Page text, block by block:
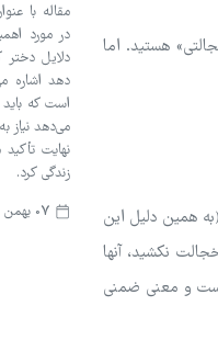
هستید. اما
همین دلیل این
نکشید، آنها
و معنی ضمنی
مقاله با
در مورد
دلایل دختر
دهد اشاره
است که
می‌دهد نیاز
نهایت تأکید
زندگی کرد.